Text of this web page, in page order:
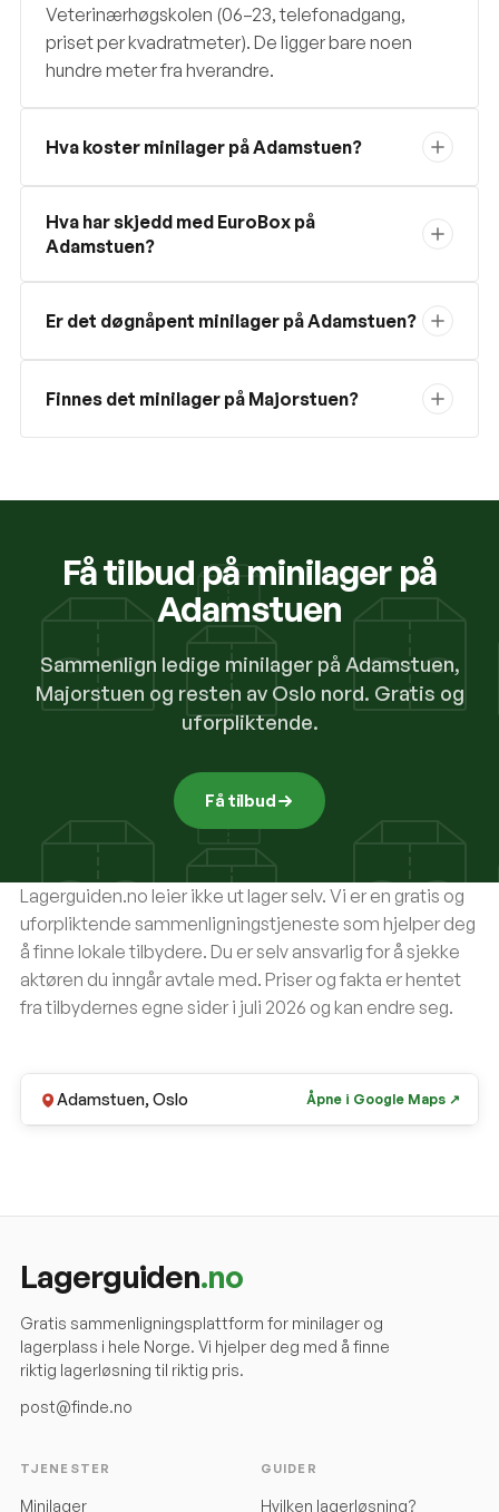
Veterinærhøgskolen (06–23, telefonadgang,
priset per kvadratmeter). De ligger bare noen
hundre meter fra hverandre.
Hva koster minilager på Adamstuen?
Hva har skjedd med EuroBox på
Adamstuen?
Er det døgnåpent minilager på Adamstuen?
Finnes det minilager på Majorstuen?
Få tilbud på minilager på
Adamstuen
Sammenlign ledige minilager på Adamstuen,
Majorstuen og resten av Oslo nord. Gratis og
uforpliktende.
Få tilbud
Lagerguiden.no leier ikke ut lager selv. Vi er en gratis og
uforpliktende sammenligningstjeneste som hjelper deg
å finne lokale tilbydere. Du er selv ansvarlig for å sjekke
aktøren du inngår avtale med. Priser og fakta er hentet
fra tilbydernes egne sider i juli 2026 og kan endre seg.
Adamstuen, Oslo Åpne i Google Maps ↗
Lagerguiden.no
Gratis sammenligningsplattform for minilager og
lagerplass i hele Norge. Vi hjelper deg med å finne
riktig lagerløsning til riktig pris.
post@finde.no
TJENESTER
Minilager
GUIDER
Hvilken lagerløsning?